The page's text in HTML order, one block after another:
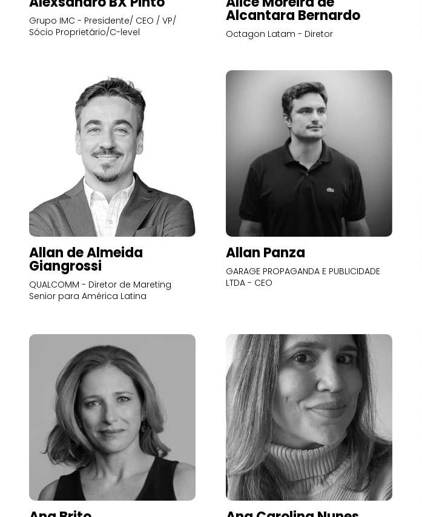
Grupo IMC - Presidente/ CEO / VP/
Sócio Proprietário/C-level
Alcantara Bernardo
Octagon Latam - Diretor
Allan de Almeida
Giangrossi
QUALCOMM - Diretor de Mareting
Senior para América Latina
Allan Panza
GARAGE PROPAGANDA E PUBLICIDADE
LTDA - CEO